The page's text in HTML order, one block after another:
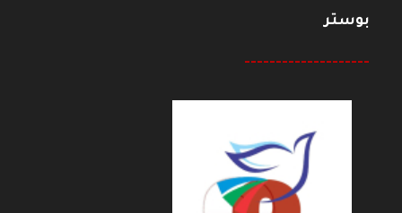
بوستر
--------------------